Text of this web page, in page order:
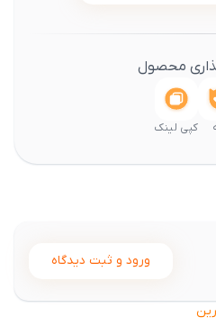
محصول
کپی لینک
ورود و ثبت دیدگاه